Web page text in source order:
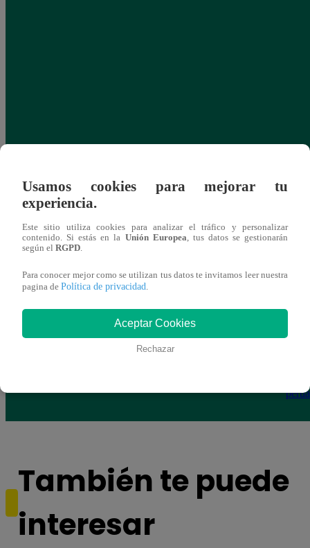
También te puede
interesar
Usamos cookies para mejorar tu
experiencia.
Este sitio utiliza cookies para analizar el tráfico y personalizar
contenido. Si estás en la Unión Europea, tus datos se gestionarán
según el RGPD.
Para conocer mejor como se utilizan tus datos te invitamos leer nuestra
pagina de Política de privacidad.
Aceptar Cookies
Rechazar